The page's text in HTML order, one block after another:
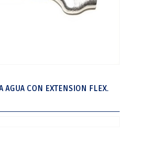
AGUA CON EXTENSION FLEX.